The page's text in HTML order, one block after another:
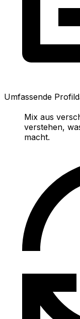
Umfassende
Mix aus
verstehen,
macht.